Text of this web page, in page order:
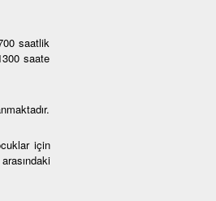
saatlik
saate
için